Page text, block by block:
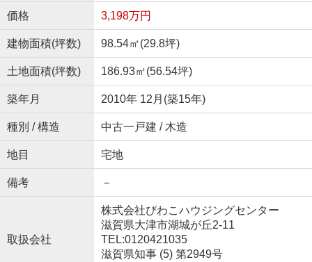
価格 3,198万円
建物面積(坪数) 98.54㎡(29.8坪)
土地面積(坪数) 186.93㎡(56.54坪)
築年月 2010年 12月(築15年)
種別 / 構造 中古一戸建 / 木造
地目 宅地
備考 －
取扱会社
株式会社びわこハウジングセンター
滋賀県大津市湖城が丘2-11
TEL:0120421035
滋賀県知事 (5) 第2949号